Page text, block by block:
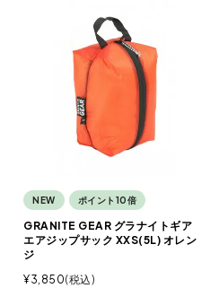
NEW ポイント10倍
GRANITE GEAR グラナイトギア
エアジップサック XXS(5L) オレン
ジ
¥3,850 税込